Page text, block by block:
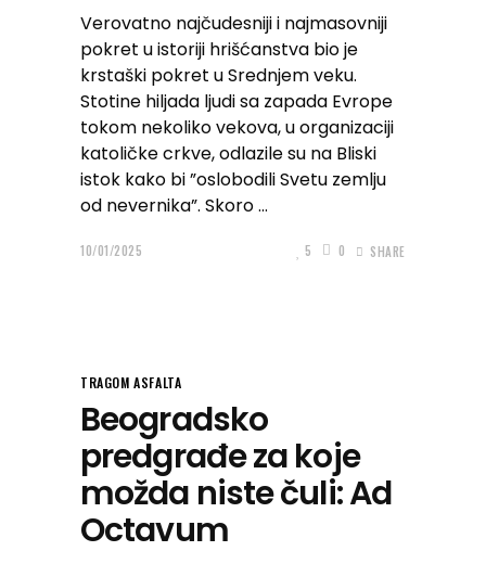
Verovatno najčudesniji i najmasovniji
pokret u istoriji hrišćanstva bio je
krstaški pokret u Srednjem veku.
Stotine hiljada ljudi sa zapada Evrope
tokom nekoliko vekova, u organizaciji
katoličke crkve, odlazile su na Bliski
istok kako bi ”oslobodili Svetu zemlju
od nevernika”. Skoro
10/01/2025 5 0 SHARE
TRAGOM ASFALTA
Beogradsko
predgrađe za koje
možda niste čuli: Ad
Octavum